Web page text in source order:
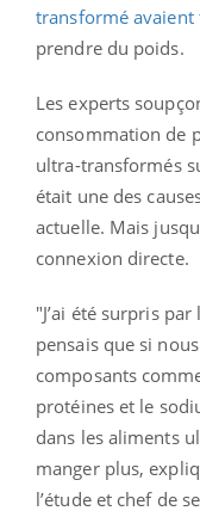
transformé avaient
prendre du poids.
Les experts
consommation de
ultra-transformés
était une des
actuelle. Mais
connexion directe.
"J’ai été surpris
pensais que si
composants
protéines et le
dans les aliments
manger plus,
l’étude et chef de